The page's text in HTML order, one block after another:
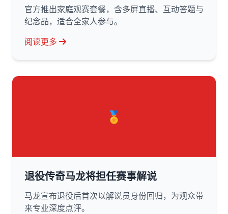
官方推出家庭观赛套餐，含多屏直播、互动答题与
纪念品，适合全家人参与。
阅读更多
🏅
退役传奇马龙将担任赛事解说
马龙宣布退役后首次以解说员身份回归，为观众带
来专业深度点评。